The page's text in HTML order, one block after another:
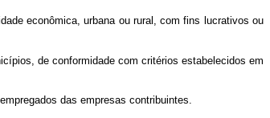
econômica, urbana ou rural, com fins lucrativos ou
de conformidade com critérios estabelecidos em
das empresas contribuintes.